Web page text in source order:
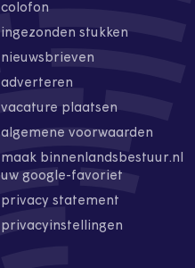
colofon
ingezonden stukken
nieuwsbrieven
adverteren
vacature plaatsen
algemene voorwaarden
maak binnenlandsbestuur.nl
uw google-favoriet
privacy statement
privacyinstellingen